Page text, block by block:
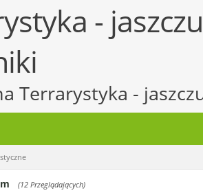
-
Terrarystyka -
(12 Przeglądających)